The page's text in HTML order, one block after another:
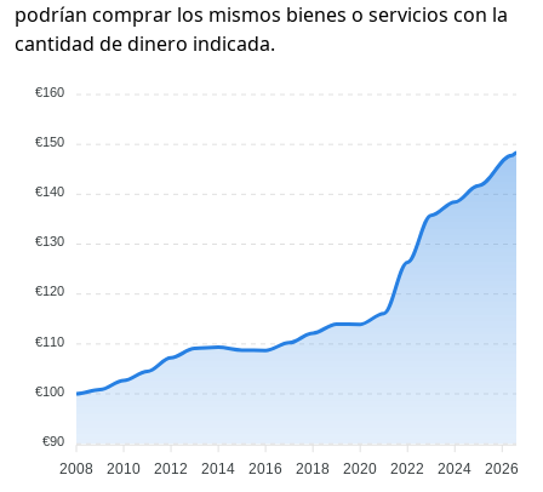
podrían comprar los mismos bienes o servicios con la
cantidad de dinero indicada.
€160
€150
€140
€130
€120
€110
€100
€90
2008 2010 2012 2014 2016 2018 2020 2022 2024 2026